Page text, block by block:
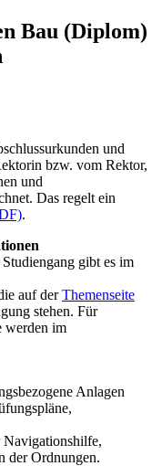
Bau (Diplom)
und
bzw. vom Rektor,
und
Das regelt ein
.
gibt es im
auf derThemenseite
stehen. Für
werden im
Anlagen
der Ordnungen.